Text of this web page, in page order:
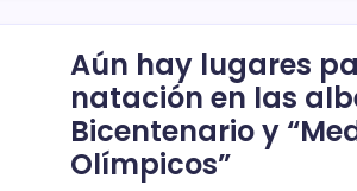
Aún hay lugares
natación en las
Bicentenario y
Olímpicos”